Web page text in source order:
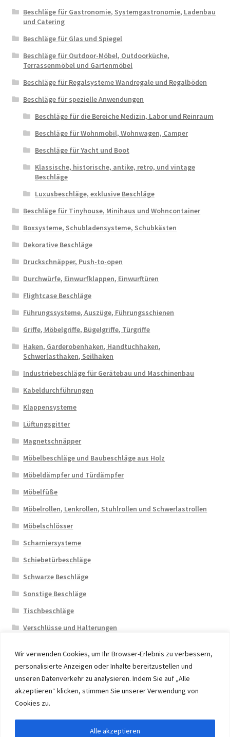
Wir verwenden Cookies, um Ihr Browser-Erlebnis zu verbessern,
personalisierte Anzeigen oder Inhalte bereitzustellen und
unseren Datenverkehr zu analysieren. Indem Sie auf „Alle
akzeptieren“ klicken, stimmen Sie unserer Verwendung von
Cookies zu.
Alle akzeptieren
Beschläge für Gastronomie, Systemgastronomie, Ladenbau
und Catering
Beschläge für Glas und Spiegel
Beschläge für Outdoor-Möbel, Outdoorküche,
Terrassenmöbel und Gartenmöbel
Beschläge für Regalsysteme Wandregale und Regalböden
Beschläge für spezielle Anwendungen
Beschläge für die Bereiche Medizin, Labor und Reinraum
Beschläge für Wohnmobil, Wohnwagen, Camper
Beschläge für Yacht und Boot
Klassische, historische, antike, retro, und vintage
Beschläge
Luxusbeschläge, exklusive Beschläge
Beschläge für Tinyhouse, Minihaus und Wohncontainer
Boxsysteme, Schubladensysteme, Schubkästen
Dekorative Beschläge
Druckschnäpper, Push-to-open
Durchwürfe, Einwurfklappen, Einwurftüren
Flightcase Beschläge
Führungssysteme, Auszüge, Führungsschienen
Griffe, Möbelgriffe, Bügelgriffe, Türgriffe
Haken, Garderobenhaken, Handtuchhaken,
Schwerlasthaken, Seilhaken
Industriebeschläge für Gerätebau und Maschinenbau
Kabeldurchführungen
Klappensysteme
Lüftungsgitter
Magnetschnäpper
Möbelbeschläge und Baubeschläge aus Holz
Möbeldämpfer und Türdämpfer
Möbelfüße
Möbelrollen, Lenkrollen, Stuhlrollen und Schwerlastrollen
Möbelschlösser
Scharniersysteme
Schiebetürbeschläge
Schwarze Beschläge
Sonstige Beschläge
Tischbeschläge
Verschlüsse und Halterungen
© 2026 Eruon Trade UG, Germany, member of the ERUON